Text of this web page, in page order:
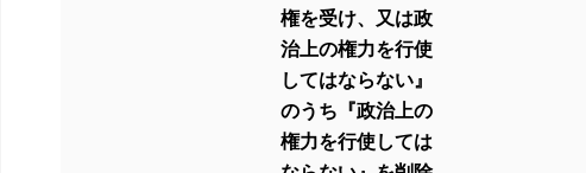
権を受け、又は政
治上の権力を行使
してはならない』
のうち『政治上の
権力を行使しては